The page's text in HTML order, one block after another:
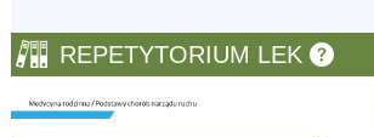
REPETYTORIUM LEK